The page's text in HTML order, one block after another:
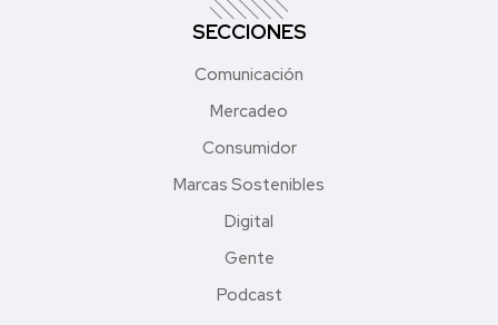
SECCIONES
Comunicación
Mercadeo
Consumidor
Marcas Sostenibles
Digital
Gente
Podcast